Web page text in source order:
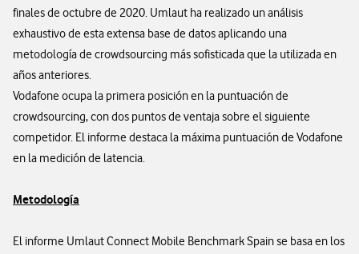
finales de octubre de 2020. Umlaut ha realizado un análisis
exhaustivo de esta extensa base de datos aplicando una
metodología de crowdsourcing más sofisticada que la utilizada en
años anteriores.
Vodafone ocupa la primera posición en la puntuación de
crowdsourcing, con dos puntos de ventaja sobre el siguiente
competidor. El informe destaca la máxima puntuación de Vodafone
en la medición de latencia.
Metodología
El informe Umlaut Connect Mobile Benchmark Spain se basa en los